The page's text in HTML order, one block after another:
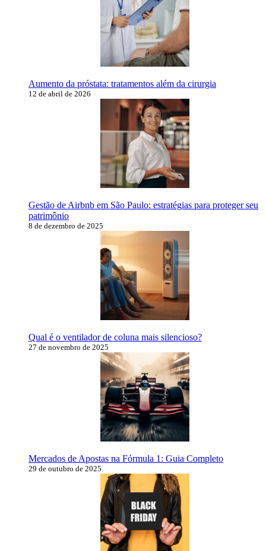
Aumento da próstata: tratamentos além da cirurgia
12 de abril de 2026
Gestão de Airbnb em São Paulo: estratégias para proteger seu
patrimônio
8 de dezembro de 2025
Qual é o ventilador de coluna mais silencioso?
27 de novembro de 2025
Mercados de Apostas na Fórmula 1: Guia Completo
29 de outubro de 2025